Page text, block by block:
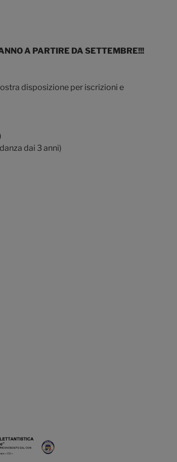
A PARTIRE DA SETTEMBRE!!!
disposizione per iscrizioni e
dai 3 anni)